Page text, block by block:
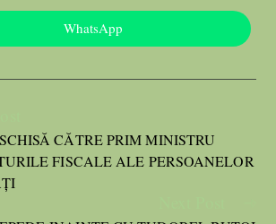
WhatsApp
CĂTRE PRIM MINISTRU
FISCALE ALE PERSOANELOR